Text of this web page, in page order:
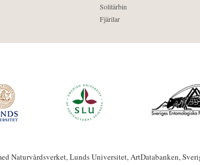
Solitärbin
Fjärilar
Naturvårdsverket, Lunds Universitet, ArtDatabanken,